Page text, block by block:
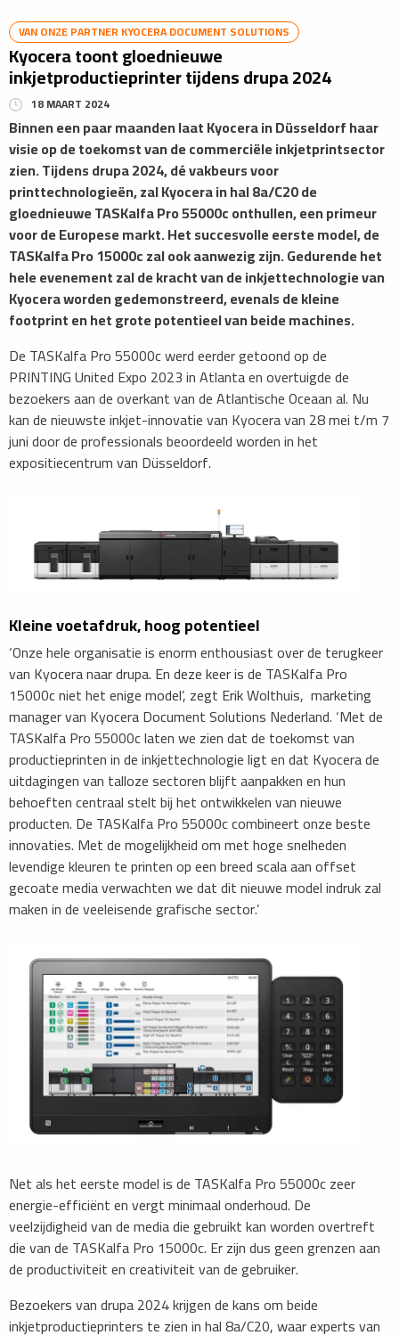
VAN ONZE PARTNER KYOCERA DOCUMENT SOLUTIONS
Kyocera toont gloednieuwe
inkjetproductieprinter tijdens drupa 2024
18 MAART 2024
Binnen een paar maanden laat Kyocera in Düsseldorf haar
visie op de toekomst van de commerciële inkjetprintsector
zien. Tijdens drupa 2024, dé vakbeurs voor
printtechnologieën, zal Kyocera in hal 8a/C20 de
gloednieuwe TASKalfa Pro 55000c onthullen, een primeur
voor de Europese markt. Het succesvolle eerste model, de
TASKalfa Pro 15000c zal ook aanwezig zijn. Gedurende het
hele evenement zal de kracht van de inkjettechnologie van
Kyocera worden gedemonstreerd, evenals de kleine
footprint en het grote potentieel van beide machines.
De TASKalfa Pro 55000c werd eerder getoond op de
PRINTING United Expo 2023 in Atlanta en overtuigde de
bezoekers aan de overkant van de Atlantische Oceaan al. Nu
kan de nieuwste inkjet-innovatie van Kyocera van 28 mei t/m 7
juni door de professionals beoordeeld worden in het
expositiecentrum van Düsseldorf.
Kleine voetafdruk, hoog potentieel
‘Onze hele organisatie is enorm enthousiast over de terugkeer
van Kyocera naar drupa. En deze keer is de TASKalfa Pro
15000c niet het enige model’, zegt Erik Wolthuis, marketing
manager van Kyocera Document Solutions Nederland. ‘Met de
TASKalfa Pro 55000c laten we zien dat de toekomst van
productieprinten in de inkjettechnologie ligt en dat Kyocera de
uitdagingen van talloze sectoren blijft aanpakken en hun
behoeften centraal stelt bij het ontwikkelen van nieuwe
producten. De TASKalfa Pro 55000c combineert onze beste
innovaties. Met de mogelijkheid om met hoge snelheden
levendige kleuren te printen op een breed scala aan offset
gecoate media verwachten we dat dit nieuwe model indruk zal
maken in de veeleisende grafische sector.’
Net als het eerste model is de TASKalfa Pro 55000c zeer
energie-efficiënt en vergt minimaal onderhoud. De
veelzijdigheid van de media die gebruikt kan worden overtreft
die van de TASKalfa Pro 15000c. Er zijn dus geen grenzen aan
de productiviteit en creativiteit van de gebruiker.
Bezoekers van drupa 2024 krijgen de kans om beide
inkjetproductieprinters te zien in hal 8a/C20, waar experts van